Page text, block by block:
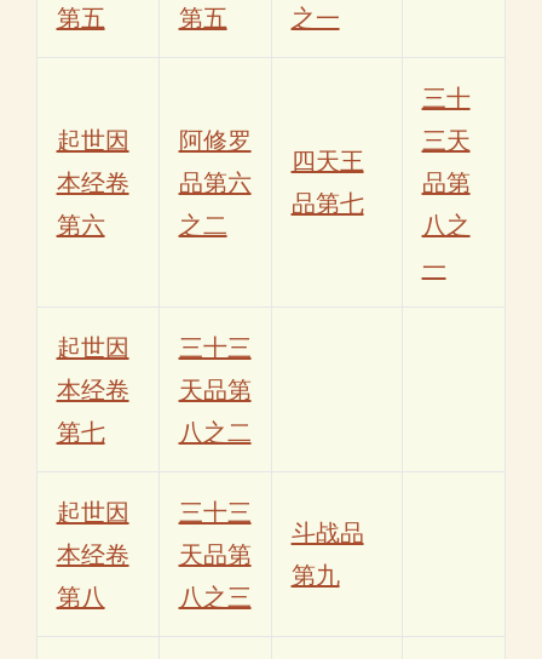
第五
第五
之一
起世因
本经卷
第六
阿修罗
品第六
之二
四天王
品第七
三十
三天
品第
八之
一
起世因
本经卷
第七
三十三
天品第
八之二
起世因
本经卷
第八
三十三
天品第
八之三
斗战品
第九